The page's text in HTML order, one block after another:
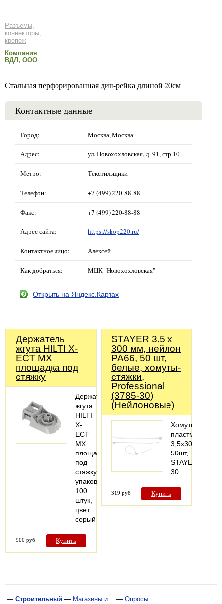
Разъемы,
коннекторы,
крепеж
Компания
ВДЛ, ООО
Стальная перфорированная дин-рейка длиной 20см
Контактные данные
Город: Москва, Москва
Адрес: ул. Новохохловская, д. 91, стр 10
Метро: Текстильщики
Телефон: +7 (499) 220-88-88
Факс: +7 (499) 220-88-88
Адрес сайта: https://shop220.ru/
Контактное лицо: Алексей
Как добраться: МЦК "Новохохловская"
Открыть на Яндекс.Картах
Держатель
жгута HILTI X-
ECT MX
площадка под
стяжку
Держатель
жгута
HILTI
X-
ECT
MX
площадка
под
стяжку,
упаковка
100
штук,
цвет
серый
900 руб Купить
STAYER 3.5 x
300 мм, нейлон
РА66, 50 шт,
белые, хомуты-
стяжки,
Professional
(3785-30)
(Нейлоновые)
Хомуты
3,5х300мм,
50шт,
30
319 руб Купить
— Строительный — Магазины и
— Опросы